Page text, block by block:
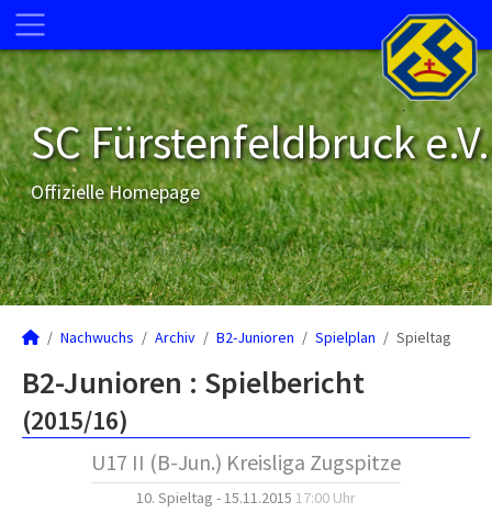
SC Fürstenfeldbruck e.V.
Offizielle Homepage
Nachwuchs Archiv B2-Junioren Spielplan Spieltag
B2-Junioren : Spielbericht
(2015/16)
U17 II (B-Jun.) Kreisliga Zugspitze
10. Spieltag - 15.11.2015 17:00 Uhr